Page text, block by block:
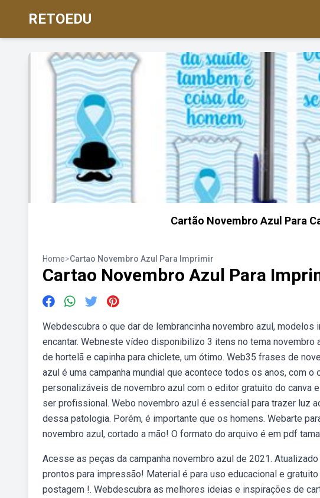
RETOEDU
Cartão Novembro Azul Para
Home>Cartao Novembro Azul Para Imprimir
Cartao Novembro Azul Para
Webdescubra o que dar de lembrancinha novembro azul,
encantar. Webneste vídeo disponibilizo 3 itens no tema novembro
de hortelã e capinha para chiclete, um ótimo. Web35 frases de
azul é uma campanha mundial que acontece todos os anos, com
personalizáveis de novembro azul com o editor gratuito do canva
ser profissional. Webo novembro azul é essencial para trazer luz
dessa patologia. Porém, é importante que os homens. Webarte
novembro azul, cortado a mão! O formato do arquivo é em pdf
Acesse as peças da campanha novembro azul de 2021.
prontos para impressão! Material é para uso educacional e
postagem !. Webdescubra as melhores ideias e inspirações de